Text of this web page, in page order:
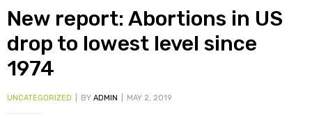
New report: Abortions in US
drop to lowest level since
1974
UNCATEGORIZED BY ADMIN MAY 2, 2019